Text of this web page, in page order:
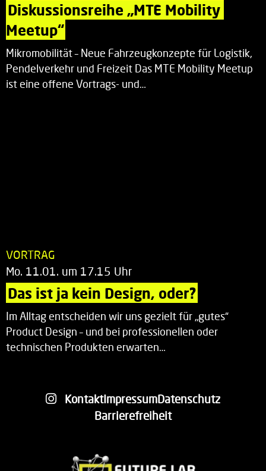
Diskussionsreihe „MTE Mobility
Meetup“
Mikromobilität – Neue Fahrzeugkonzepte für Logistik,
Pendelverkehr und Freizeit Das MTE Mobility Meetup
ist eine offene Vortrags- und…
VORTRAG
Mo. 11.01. um 17.15 Uhr
Das ist ja kein Design, oder?
Im Alltag entscheiden wir uns gezielt für „gutes“
Product Design – und bei professionellen oder
technischen Produkten erwarten…
KontaktImpressumDatenschutz
Barrierefreiheit